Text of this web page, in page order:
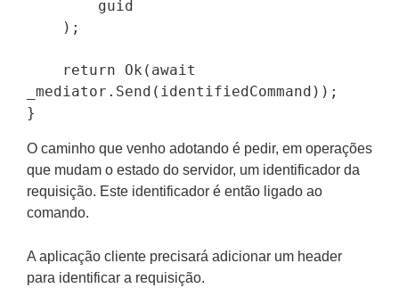
_mediator.Send(identifiedCommand));
O caminho que venho adotando é pedir, em operações
que mudam o estado do servidor, um identificador da
requisição. Este identificador é então ligado ao
comando.
A aplicação cliente precisará adicionar um header
para identificar a requisição.